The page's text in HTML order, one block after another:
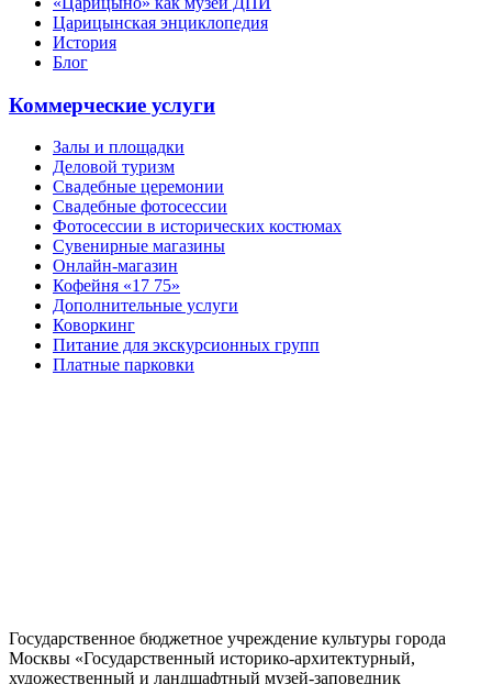
Царицынская энциклопедия
История
Блог
Коммерческие услуги
Залы и площадки
Деловой туризм
Свадебные церемонии
Свадебные фотосессии
Фотосессии в исторических костюмах
Сувенирные магазины
Онлайн-магазин
Кофейня «17 75»
Дополнительные услуги
Коворкинг
Питание для экскурсионных групп
Платные парковки
Государственное бюджетное учреждение культуры города
Москвы «Государственный историко-архитектурный,
художественный и ландшафтный музей-заповедник